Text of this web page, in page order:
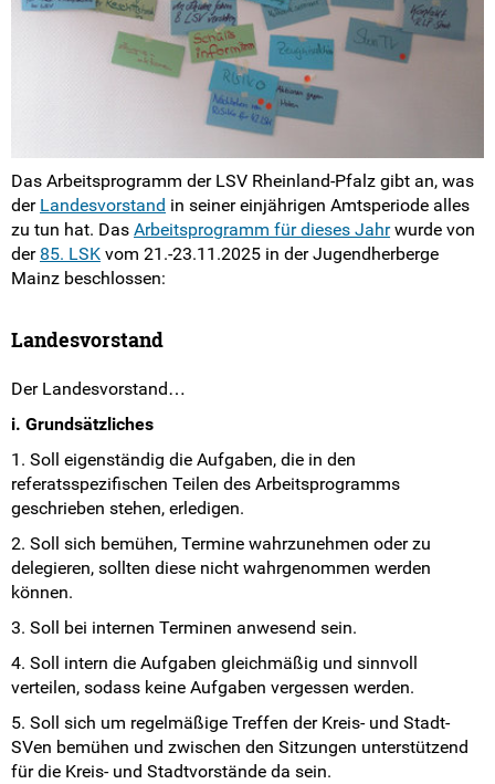
Der Vorstand
Arbeitsprogramm
Der Landesrat
Die Bundesebene
FSJ Politik in der LSV
LSV-Förderverein
Fotos
Positionen & Lesestoff
Mach mit!
SV-Arbeit vor Ort
Weitersurfen
Termine
Shop
Das Arbeitsprogramm der LSV Rheinland-Pfalz gibt an, was
der Landesvorstand in seiner einjährigen Amtsperiode alles
zu tun hat. Das Arbeitsprogramm für dieses Jahrwurde von
der 85. LSK vom 21.-23.11.2025 in der Jugendherberge
Mainz beschlossen:
Landesvorstand
Der Landesvorstand…
i. Grundsätzliches
1. Soll eigenständig die Aufgaben, die in den
referatsspezifischen Teilen des Arbeitsprogramms
geschrieben stehen, erledigen.
2. Soll sich bemühen, Termine wahrzunehmen oder zu
delegieren, sollten diese nicht wahrgenommen werden
können.
3. Soll bei internen Terminen anwesend sein.
4. Soll intern die Aufgaben gleichmäßig und sinnvoll
verteilen, sodass keine Aufgaben vergessen werden.
5. Soll sich um regelmäßige Treffen der Kreis- und Stadt-
SVen bemühen und zwischen den Sitzungen unterstützend
für die Kreis- und Stadtvorstände da sein.